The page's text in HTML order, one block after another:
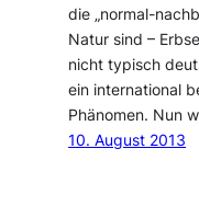
die „normal-
Natur sind –
nicht typisch
ein international
Phänomen. Nun
10. August 2013